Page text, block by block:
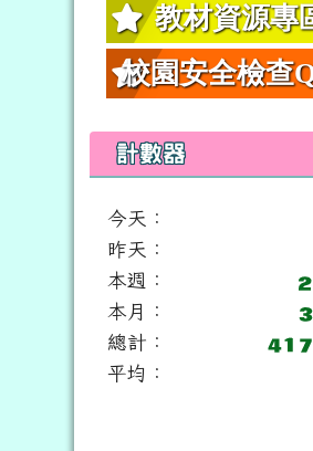
教材資源專
校園安全檢查
計數器
今天：
昨天：
本週：
本月：
總計：
平均：